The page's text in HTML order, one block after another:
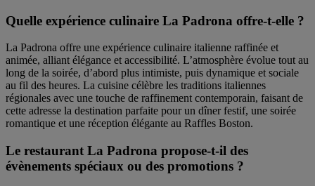
Quelle expérience culinaire La Padrona offre-t-elle ?
La Padrona offre une expérience culinaire italienne raffinée et
animée, alliant élégance et accessibilité. L’atmosphère évolue tout au
long de la soirée, d’abord plus intimiste, puis dynamique et sociale
au fil des heures. La cuisine célèbre les traditions italiennes
régionales avec une touche de raffinement contemporain, faisant de
cette adresse la destination parfaite pour un dîner festif, une soirée
romantique et une réception élégante au Raffles Boston.
Le restaurant La Padrona propose-t-il des
évènements spéciaux ou des promotions ?